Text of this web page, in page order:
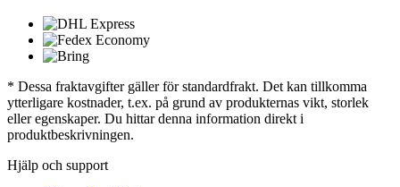
* Dessa fraktavgifter gäller för standardfrakt. Det kan tillkomma
ytterligare kostnader, t.ex. på grund av produkternas vikt, storlek
eller egenskaper. Du hittar denna information direkt i
produktbeskrivningen.
Hjälp och support